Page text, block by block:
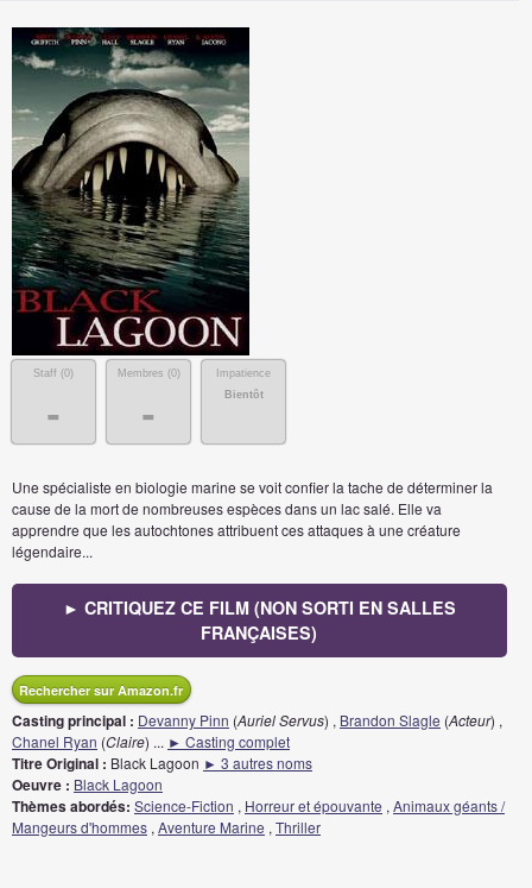
Staff (0)
-
Membres (0)
-
Impatience
Bientôt
Une spécialiste en biologie marine se voit confier la tache de déterminer la
cause de la mort de nombreuses espèces dans un lac salé. Elle va
apprendre que les autochtones attribuent ces attaques à une créature
légendaire...
► CRITIQUEZ CE FILM (NON SORTI EN SALLES
FRANÇAISES)
Rechercher sur Amazon.fr
Casting principal : Devanny Pinn (Auriel Servus) , Brandon Slagle (Acteur) ,
Chanel Ryan (Claire) ... ► Casting complet
Titre Original : Black Lagoon ► 3 autres noms
Oeuvre : Black Lagoon
Thèmes abordés: Science-Fiction , Horreur et épouvante , Animaux géants /
Mangeurs d'hommes , Aventure Marine , Thriller